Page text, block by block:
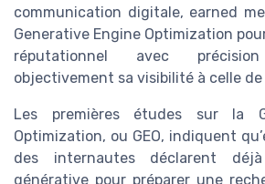
communication digitale, earned
Generative Engine Optimization
réputationnel avec
objectivement sa visibilité à celle
Les premières études sur la
Optimization, ou GEO, indiquent
des internautes déclarent
générative pour préparer une